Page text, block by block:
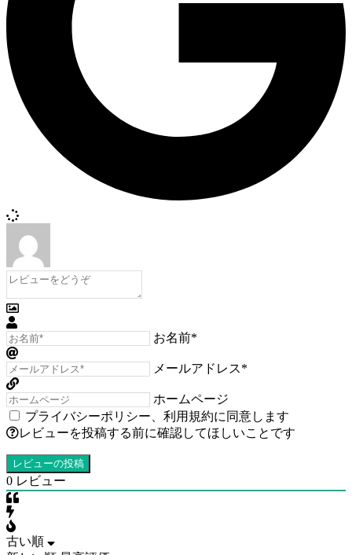
お名前*
メールアドレス*
ホームページ
プライバシーポリシー
利用規約に同意します
レビューを投稿する前に確認してほしいことです
0 レビュー
古い順